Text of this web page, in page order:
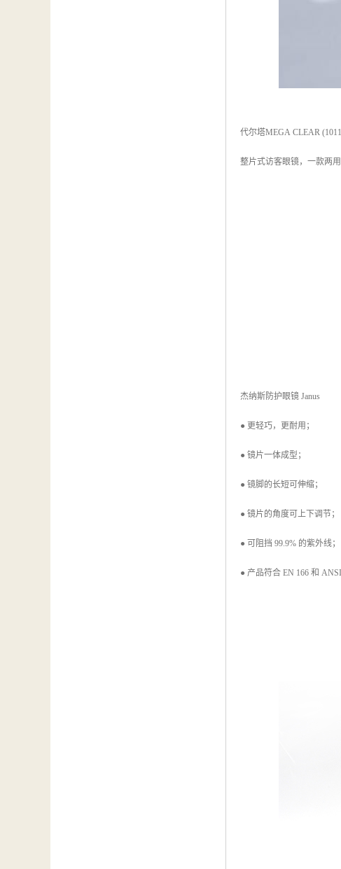
代尔塔MEGA CLEAR
整片式访客眼镜，一款两
杰纳斯防护眼镜 Janus
● 更轻巧，更耐用；
● 镜片一体成型；
● 镜脚的长短可伸缩；
● 镜片的角度可上下调节；
● 可阻挡 99.9% 的紫外线；
● 产品符合 EN 166 和 ANSI